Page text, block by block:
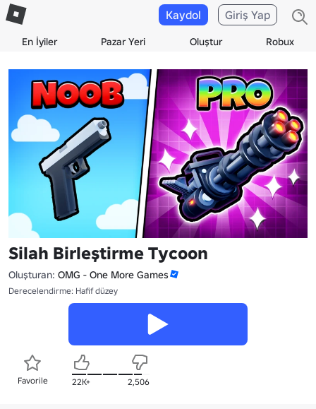
En İyiler Pazar Yeri Oluştur Robux
Kaydol Giriş Yap
Silah Birleştirme Tycoon
Oluşturan: OMG - One More Games
Derecelendirme: Hafif düzey
Favorile 22K+ 2,506